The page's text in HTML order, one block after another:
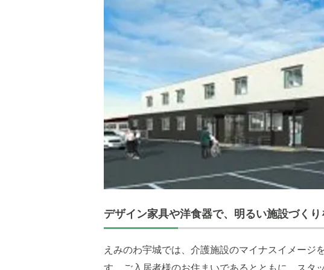
デザイン家具や洋食器で、明るい施設づく
えみのわ宇城では、介護施設のマイナスイメージ